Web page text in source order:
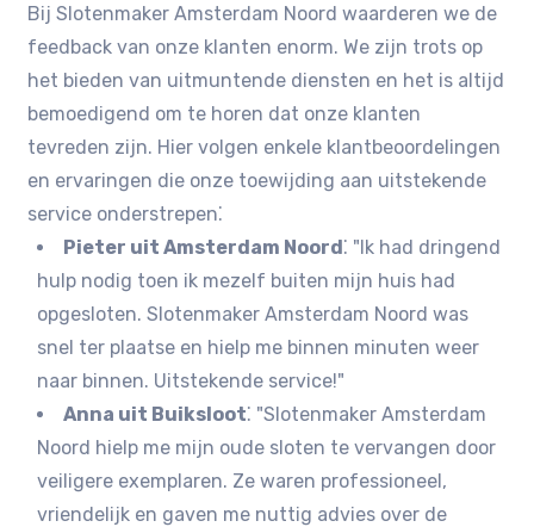
Bij Slotenmaker Amsterdam Noord waarderen we de
feedback van onze klanten enorm.​ We zijn trots op
het bieden van uitmuntende diensten en het is altijd
bemoedigend om te horen dat onze klanten
tevreden zijn.​ Hier volgen enkele klantbeoordelingen
en ervaringen die onze toewijding aan uitstekende
service onderstrepen⁚
Pieter uit Amsterdam Noord⁚ "Ik had dringend
hulp nodig toen ik mezelf buiten mijn huis had
opgesloten.​ Slotenmaker Amsterdam Noord was
snel ter plaatse en hielp me binnen minuten weer
naar binnen.​ Uitstekende service!​"
Anna uit Buiksloot⁚ "Slotenmaker Amsterdam
Noord hielp me mijn oude sloten te vervangen door
veiligere exemplaren.​ Ze waren professioneel,
vriendelijk en gaven me nuttig advies over de